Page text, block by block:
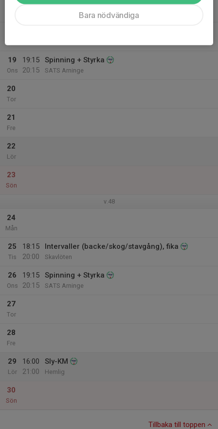
19
Ons
19:15
20:15
Spinning + Styrka
SATS Arninge
20
Tor
21
Fre
22
Lör
23
Sön
v.48
24
Mån
25
Tis
18:15
20:00
Intervaller (backe/skog/stavgång), fika
Skavlöten
26
Ons
19:15
20:15
Spinning + Styrka
SATS Arninge
27
Tor
28
Fre
29
Lör
16:00
21:00
Sly-KM
Hemlig
30
Sön
Tillbaka till toppen
Bara nödvändiga